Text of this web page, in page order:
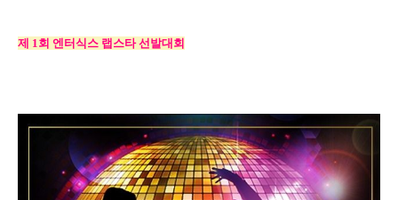
제 1 회 엔터식스 랩스타 선발대회